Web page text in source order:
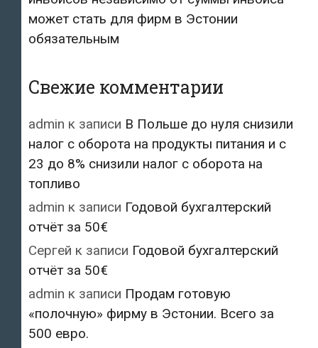
может стать для фирм в Эстонии
обязательным
Свежие комментарии
admin к записи В Польше до нуля снизили
налог с оборота на продукты питания и с
23 до 8% снизили налог с оборота на
топливо
admin к записи Годовой бухгалтерский
отчёт за 50€
Сергей к записи Годовой бухгалтерский
отчёт за 50€
admin к записи Продам готовую
«полочную» фирму в Эстонии. Всего за
500 евро.